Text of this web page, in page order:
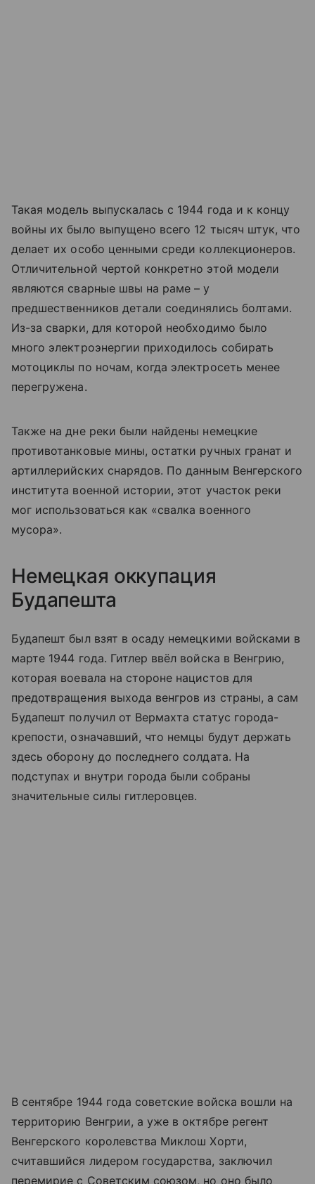
Такая модель выпускалась с 1944 года и к концу
войны их было выпущено всего 12 тысяч штук, что
делает их особо ценными среди коллекционеров.
Отличительной чертой конкретно этой модели
являются сварные швы на раме – у
предшественников детали соединялись болтами.
Из-за сварки, для которой необходимо было
много электроэнергии приходилось собирать
мотоциклы по ночам, когда электросеть менее
перегружена.
Также на дне реки были найдены немецкие
противотанковые мины, остатки ручных гранат и
артиллерийских снарядов. По данным Венгерского
института военной истории, этот участок реки
мог использоваться как «свалка военного
мусора».
Немецкая оккупация
Будапешта
Будапешт был взят в осаду немецкими войсками в
марте 1944 года. Гитлер ввёл войска в Венгрию,
которая воевала на стороне нацистов для
предотвращения выхода венгров из страны, а сам
Будапешт получил от Вермахта статус города-
крепости, означавший, что немцы будут держать
здесь оборону до последнего солдата. На
подступах и внутри города были собраны
значительные силы гитлеровцев.
В сентябре 1944 года советские войска вошли на
территорию Венгрии, а уже в октябре регент
Венгерского королевства Миклош Хорти,
считавшийся лидером государства, заключил
перемирие с Советским союзом, но оно было